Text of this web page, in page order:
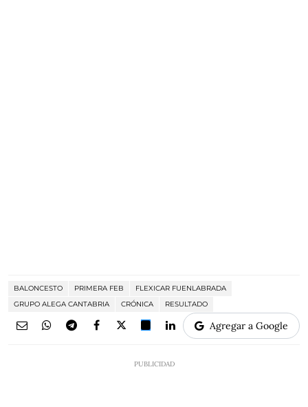
BALONCESTO PRIMERA FEB
FLEXICAR FUENLABRADA
GRUPO ALEGA CANTABRIA
CRÓNICA RESULTADO
Agregar a Google